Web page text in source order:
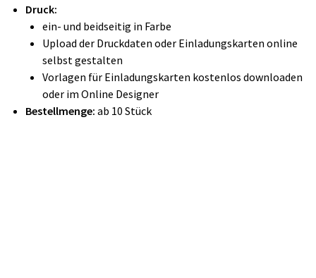
Druck:
ein- und beidseitig in Farbe
Upload der Druckdaten oder Einladungskarten online
selbst gestalten
Vorlagen für Einladungskarten kostenlos downloaden
oder im Online Designer
Bestellmenge: ab 10 Stück